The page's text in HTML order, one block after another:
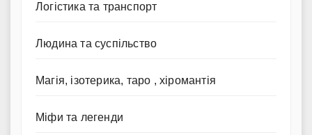
Логістика та транспорт
Людина та суспільство
Магія, ізотерика, таро , хіромантія
Міфи та легенди